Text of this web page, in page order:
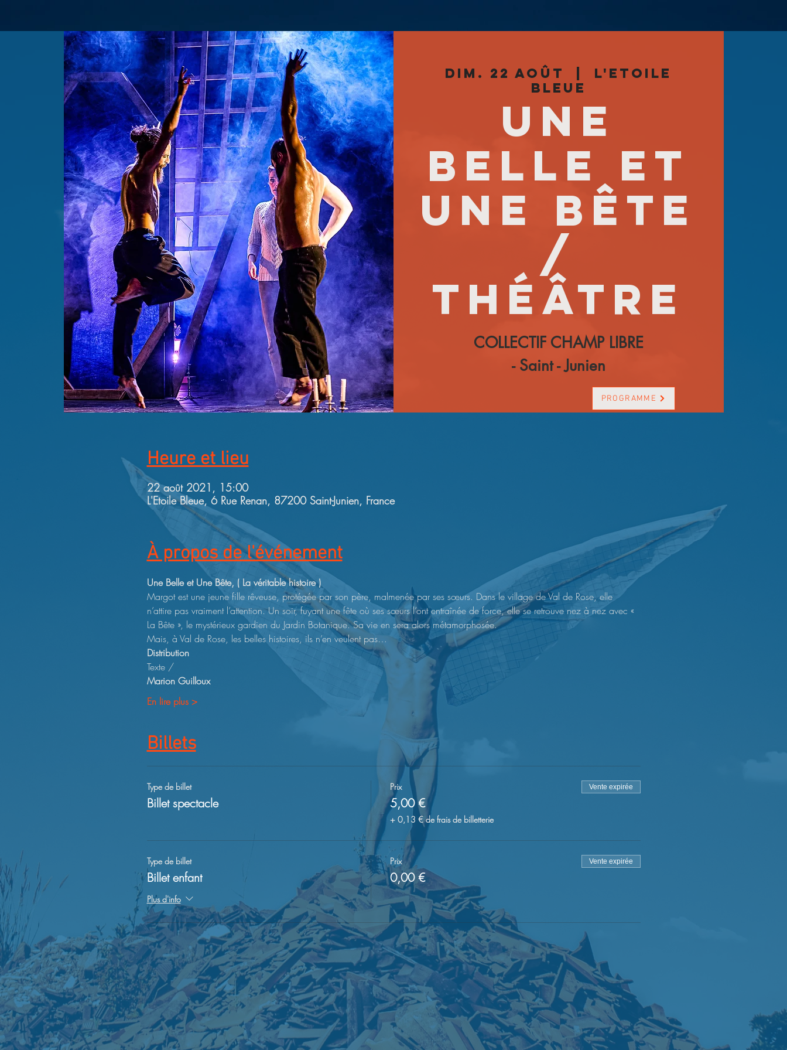
dim. 22 août
L'Etoile
Bleue
UNE
BELLE ET
UNE BÊTE
/
Théâtre
COLLECTIF CHAMP LIBRE
- Saint - Junien
Heure et lieu
22 août 2021, 15:00
L'Etoile Bleue, 6 Rue Renan, 87200 Saint-Junien, France
À propos de l'événement
Une Belle et Une Bête, ( La véritable histoire )
Margot est une jeune fille rêveuse, protégée par son père, malmenée par ses sœurs. Dans le village de Val de Rose, elle
n’attire pas vraiment l’attention. Un soir, fuyant une fête où ses sœurs l’ont entraînée de force, elle se retrouve nez à nez avec «
La Bête », le mystérieux gardien du Jardin Botanique. Sa vie en sera alors métamorphosée.
Mais, à Val de Rose, les belles histoires, ils n’en veulent pas…
Distribution
Texte /
Marion Guilloux
En lire plus >
Billets
Type de billet
Billet spectacle
Prix
5,00 €
+ 0,13 € de frais de billetterie
Vente expirée
Type de billet
Billet enfant
Plus d'info
Prix
0,00 €
Vente expirée
PROGRAMME